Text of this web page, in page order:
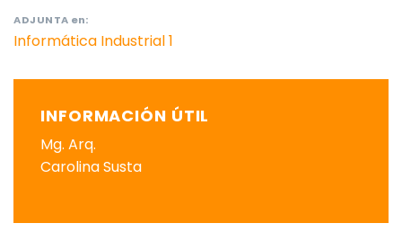
ADJUNTA en:
Informática Industrial 1
INFORMACIÓN ÚTIL
Mg. Arq.
Carolina Susta